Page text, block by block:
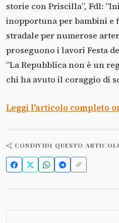
storie con Priscilla”, FdI:
inopportuna per bambini e
stradale per numerose
proseguono i lavori Festa
“La Repubblica non è un
chi ha avuto il coraggio di
Leggi l'articolo completo
CONDIVIDI QUESTO